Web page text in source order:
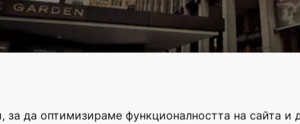
за да оптимизираме функционалността на сайта